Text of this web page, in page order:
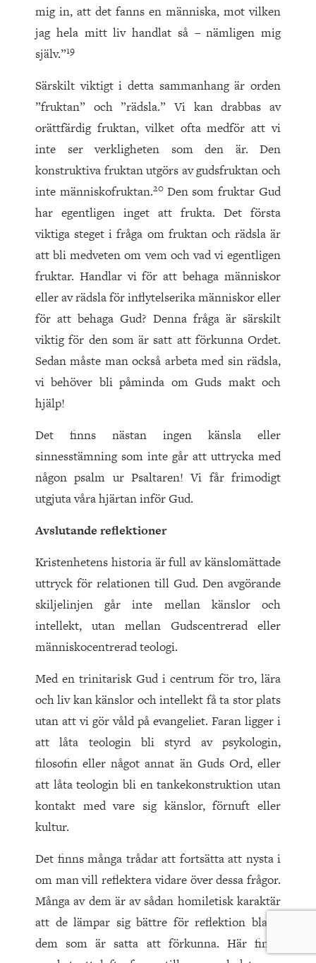
mig in, att det fanns en människa, mot vilken
jag hela mitt liv handlat så – nämligen mig
själv.”19
Särskilt viktigt i detta sammanhang är orden
”fruktan” och ”rädsla.” Vi kan drabbas av
orättfärdig fruktan, vilket ofta medför att vi
inte ser verkligheten som den är. Den
konstruktiva fruktan utgörs av gudsfruktan och
inte människofruktan.20 Den som fruktar Gud
har egentligen inget att frukta. Det första
viktiga steget i fråga om fruktan och rädsla är
att bli medveten om vem och vad vi egentligen
fruktar. Handlar vi för att behaga människor
eller av rädsla för inflytelserika människor eller
för att behaga Gud? Denna fråga är särskilt
viktig för den som är satt att förkunna Ordet.
Sedan måste man också arbeta med sin rädsla,
vi behöver bli påminda om Guds makt och
hjälp!
Det finns nästan ingen känsla eller
sinnesstämning som inte går att uttrycka med
någon psalm ur Psaltaren! Vi får frimodigt
utgjuta våra hjärtan inför Gud.
Avslutande reflektioner
Kristenhetens historia är full av känslomättade
uttryck för relationen till Gud. Den avgörande
skiljelinjen går inte mellan känslor och
intellekt, utan mellan Gudscentrerad eller
människocentrerad teologi.
Med en trinitarisk Gud i centrum för tro, lära
och liv kan känslor och intellekt få ta stor plats
utan att vi gör våld på evangeliet. Faran ligger i
att låta teologin bli styrd av psykologin,
filosofin eller något annat än Guds Ord, eller
att låta teologin bli en tankekonstruktion utan
kontakt med vare sig känslor, förnuft eller
kultur.
Det finns många trådar att fortsätta att nysta i
om man vill reflektera vidare över dessa frågor.
Många av dem är av sådan homiletisk karaktär
att de lämpar sig bättre för reflektion bland
dem som är satta att förkunna. Här finns